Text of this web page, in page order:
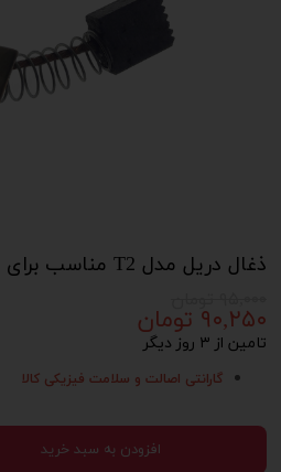
ذغال دریل مدل T2 مناسب برای دریل توسن 3506
۹۰,۲۵۰ تومان
تامین از ۳ روز دیگر
گارانتی اصالت و سلامت فیزیکی کالا
افزودن به سبد خرید